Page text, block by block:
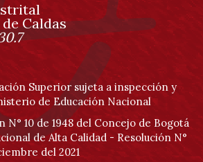
Caldas
Superior sujeta a inspección y
de Educación Nacional
N° 10 de 1948 del Concejo de Bogotá
de Alta Calidad - Resolución N°
del 2021